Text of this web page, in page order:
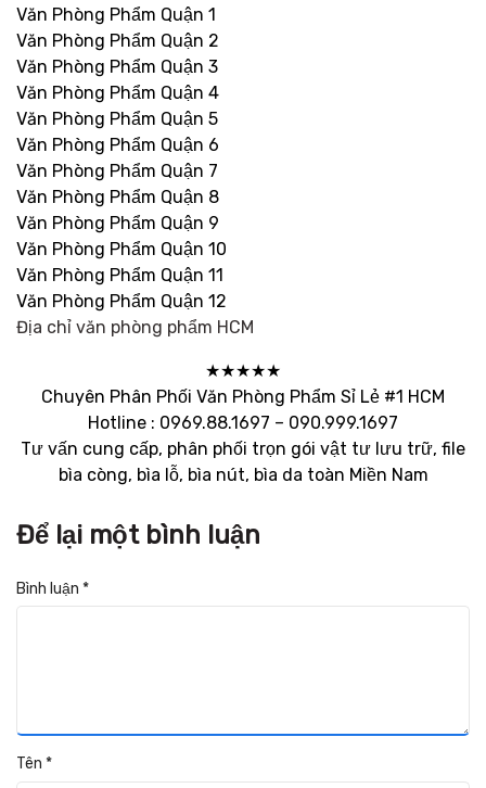
Văn Phòng Phẩm Quận 1
Văn Phòng Phẩm Quận 2
Văn Phòng Phẩm Quận 3
Văn Phòng Phẩm Quận 4
Văn Phòng Phẩm Quận 5
Văn Phòng Phẩm Quận 6
Văn Phòng Phẩm Quận 7
Văn Phòng Phẩm Quận 8
Văn Phòng Phẩm Quận 9
Văn Phòng Phẩm Quận 10
Văn Phòng Phẩm Quận 11
Văn Phòng Phẩm Quận 12
Địa chỉ văn phòng phẩm HCM
★★★★★
Chuyên Phân Phối Văn Phòng Phẩm Sỉ Lẻ #1 HCM
Hotline : 0969.88.1697 – 090.999.1697
Tư vấn cung cấp, phân phối trọn gói vật tư lưu trữ, file
bìa còng, bìa lỗ, bìa nút, bìa da toàn Miền Nam
Để lại một bình luận
Bình luận *
Tên *